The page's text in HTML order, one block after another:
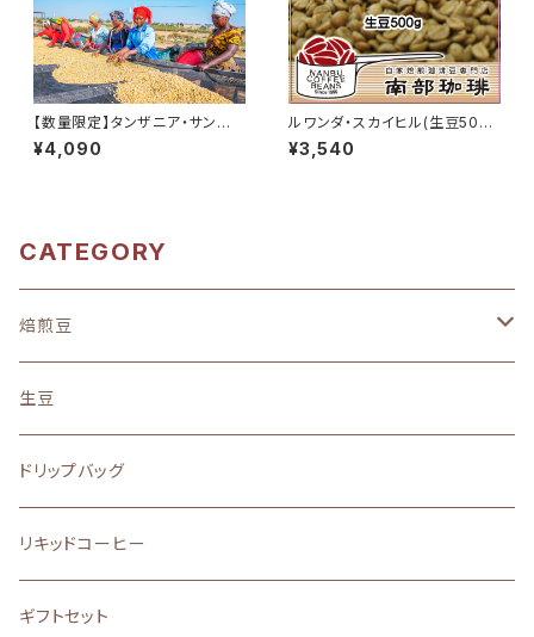
【数量限定】タンザニア・サンベ
ウェ(生豆500g)
¥4,090
ルワンダ・スカイヒル(生豆500
g)
¥3,540
CATEGORY
焙煎豆
地域別
中南米
アフリカ
味わい
フルーティーな酸味を楽しむ
バランスの良い味と香り
ストレート
ブレンド
生豆
ドリップバッグ
リキッドコーヒー
ギフトセット